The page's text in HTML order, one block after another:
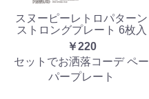
スヌーピーレトロパターン
ストロングプレート 6枚入
￥220
セットでお洒落コーデ ペー
パープレート